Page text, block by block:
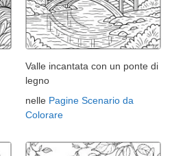
Valle incantata con un ponte di
legno
nelle Pagine Scenario da
Colorare